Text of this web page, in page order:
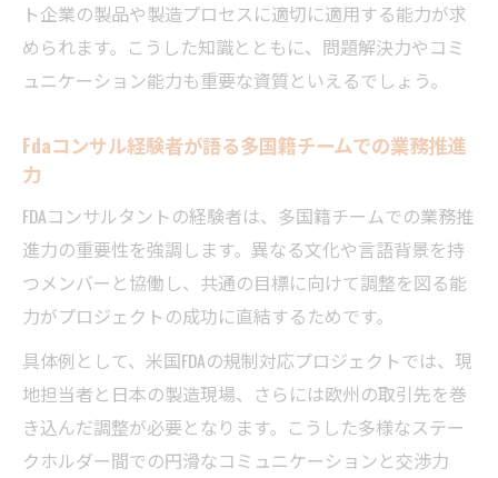
ト企業の製品や製造プロセスに適切に適用する能力が求
められます。こうした知識とともに、問題解決力やコミ
ュニケーション能力も重要な資質といえるでしょう。
Fdaコンサル経験者が語る多国籍チームでの業務推進
力
FDAコンサルタントの経験者は、多国籍チームでの業務推
進力の重要性を強調します。異なる文化や言語背景を持
つメンバーと協働し、共通の目標に向けて調整を図る能
力がプロジェクトの成功に直結するためです。
具体例として、米国FDAの規制対応プロジェクトでは、現
地担当者と日本の製造現場、さらには欧州の取引先を巻
き込んだ調整が必要となります。こうした多様なステー
クホルダー間での円滑なコミュニケーションと交渉力